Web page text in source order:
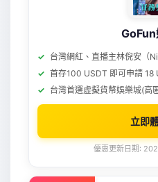
台灣網紅、直播主林倪安（
首存100 USDT 即可申請 18
台灣首選虛擬貨幣娛樂城(高
立即
優惠更新日期: